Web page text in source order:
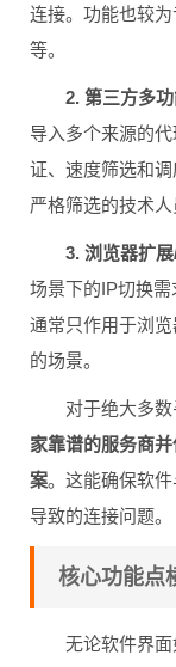
连接。功能也较
等。
2. 第三方多功
导入多个来源的
证、速度筛选和
严格筛选的技术人
3. 浏览器扩展/
场景下的IP切换需
通常只作用于浏
的场景。
对于绝大多数
家靠谱的服务商
案。这能确保软
导致的连接问题。
核心功能点
无论软件界